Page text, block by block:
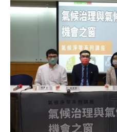
公布最終版本的決策者摘要
拉松式的加時協商，最後才
的利益考量，」IPCC共同作
Minx）說，「每個人都想要
擁有最後決定權的是科學家
所知，印度、沙烏地阿拉伯
家的減排融資，以及逐步淘
見。不過科學家強調，最終